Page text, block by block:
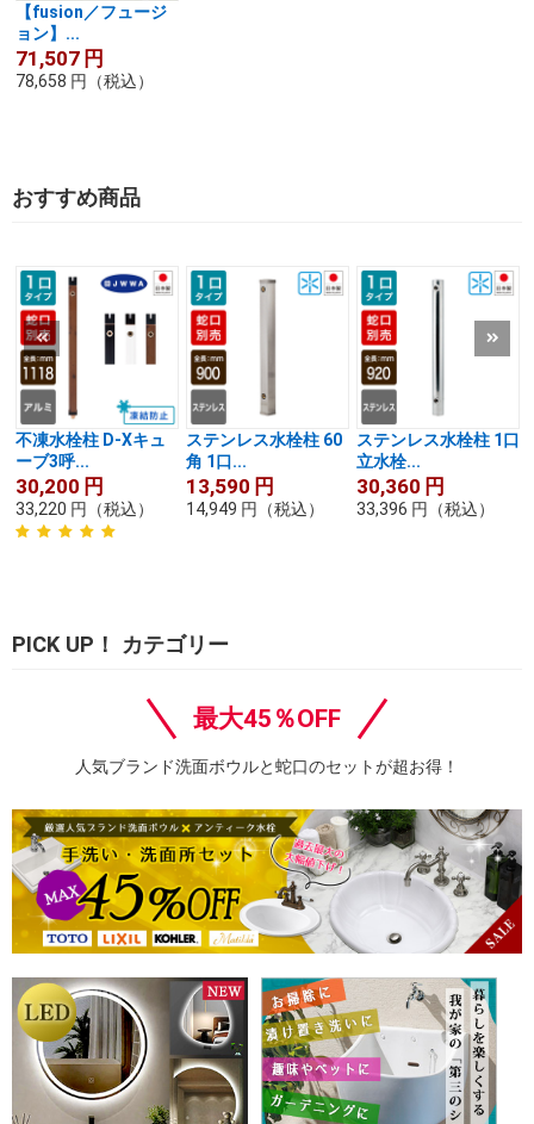
【fusion／フュージ
ョン】...
71,507 円
78,658 円 （税込）
おすすめ商品
不凍水栓柱 D-Xキュ
ーブ3呼...
30,200 円
33,220 円 （税込）
ステンレス水栓柱 60
角 1口...
13,590 円
14,949 円 （税込）
ステンレス水栓柱 1口
立水栓...
30,360 円
33,396 円 （税込）
PICK UP！ カテゴリー
最大45％OFF
人気ブランド洗面ボウルと蛇口のセットが超お得！